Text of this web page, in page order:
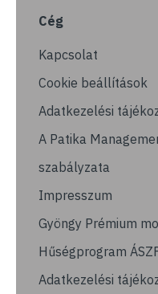
Cég
Kapcsolat
Cookie beállítások
Adatkezelési
A Patika
szabályzata
Impresszum
Gyöngy Prémium
Hűségprogram
Adatkezelési